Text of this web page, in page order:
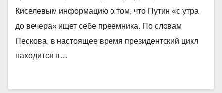
Киселевым информацию о том, что Путин «с утра
до вечера» ищет себе преемника. По словам
Пескова, в настоящее время президентский цикл
находится в…